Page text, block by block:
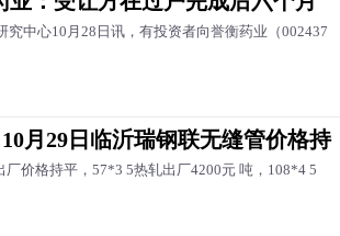
究中心10月28日讯，有投资者向誉衡药业（002437
月29日临沂瑞钢联无缝管价格持
厂价格持平，57*3 5热轧出厂4200元 吨，108*4 5